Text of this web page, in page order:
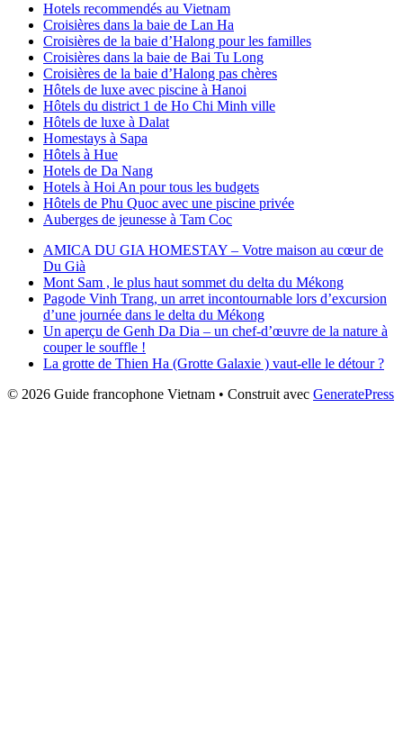
Hotels recommendés au Vietnam
Croisières dans la baie de Lan Ha
Croisières de la baie d’Halong pour les familles
Croisières dans la baie de Bai Tu Long
Croisières de la baie d’Halong pas chères
Hôtels de luxe avec piscine à Hanoi
Hôtels du district 1 de Ho Chi Minh ville
Hôtels de luxe à Dalat
Homestays à Sapa
Hôtels à Hue
Hotels de Da Nang
Hotels à Hoi An pour tous les budgets
Hôtels de Phu Quoc avec une piscine privée
Auberges de jeunesse à Tam Coc
AMICA DU GIA HOMESTAY – Votre maison au cœur de
Du Già
Mont Sam , le plus haut sommet du delta du Mékong
Pagode Vinh Trang, un arret incontournable lors d’excursion
d’une journée dans le delta du Mékong
Un aperçu de Genh Da Dia – un chef-d’œuvre de la nature à
couper le souffle !
La grotte de Thien Ha (Grotte Galaxie ) vaut-elle le détour ?
© 2026 Guide francophone Vietnam • Construit avec GeneratePress